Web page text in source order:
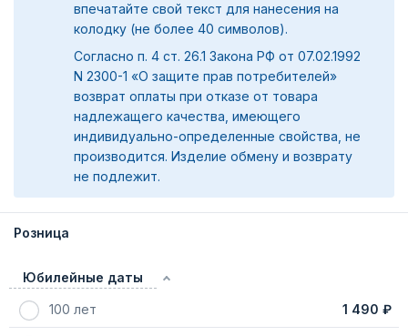
впечатайте свой текст для нанесения на
колодку (не более 40 символов).
Согласно п. 4 ст. 26.1 Закона РФ от 07.02.1992
N 2300-1 «О защите прав потребителей»
возврат оплаты при отказе от товара
надлежащего качества, имеющего
индивидуально-определенные свойства, не
производится. Изделие обмену и возврату
не подлежит.
Розница
Юбилейные даты
100 лет 1 490 ₽